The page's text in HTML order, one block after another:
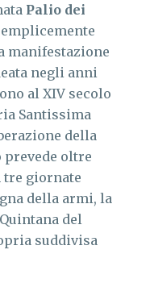
Palio dei
manifestazione
negli anni
al XIV secolo
Santissima
della
prevede oltre
tre giornate
della armi, la
del
suddivisa